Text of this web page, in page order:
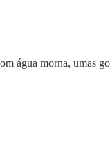
água morna, umas